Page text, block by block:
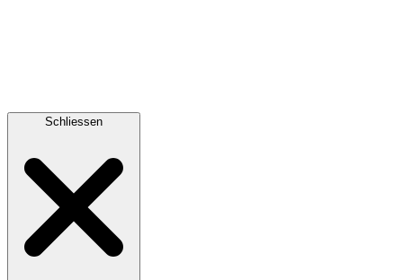
Schliessen